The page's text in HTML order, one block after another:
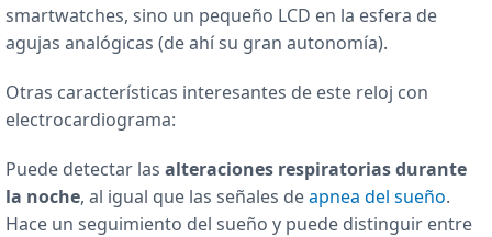
smartwatches, sino un pequeño LCD en la esfera de
agujas analógicas (de ahí su gran autonomía).
Otras características interesantes de este reloj con
electrocardiograma:
Puede detectar las alteraciones respiratorias durante
la noche, al igual que las señales deapnea del sueño.
Hace un seguimiento del sueño y puede distinguir entre